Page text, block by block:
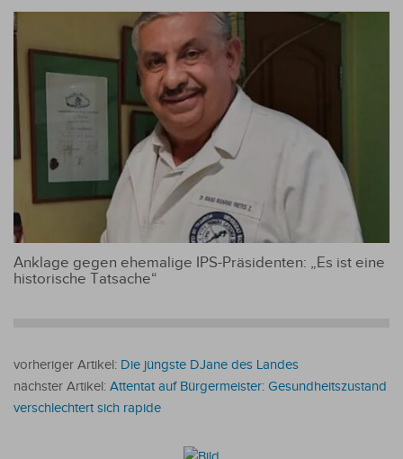
Anklage gegen ehemalige IPS-Präsidenten: „Es ist eine
historische Tatsache“
vorheriger Artikel: Die jüngste DJane des Landes
nächster Artikel: Attentat auf Bürgermeister: Gesundheitszustand
verschlechtert sich rapide